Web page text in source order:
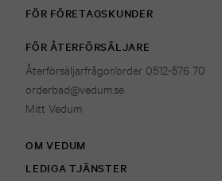
FÖR FÖRETAGSKUNDER
FÖR ÅTERFÖRSÄLJARE
Återförsäljarfrågor/order 0512-576 70
orderbad@vedum.se
Mitt Vedum
OM VEDUM
LEDIGA TJÄNSTER